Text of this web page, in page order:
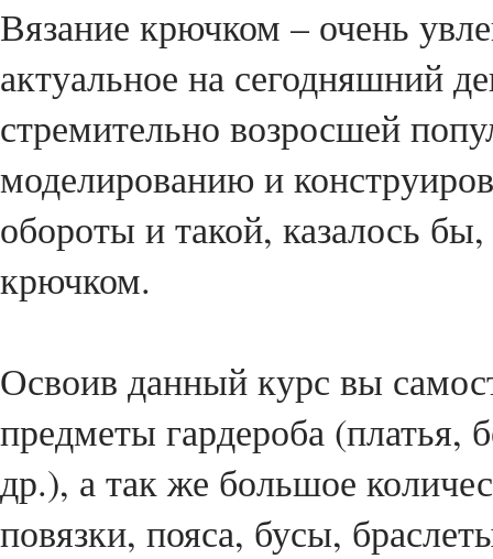
Вязание крючком – очень
актуальное на сегодняшний
стремительно возросшей
моделированию и
обороты и такой, казалось
крючком.
Освоив данный курс вы
предметы гардероба
др.), а так же большое
повязки, пояса, бусы,